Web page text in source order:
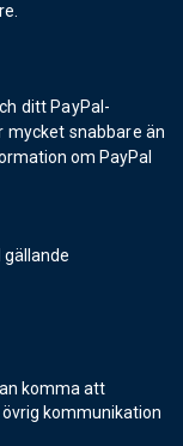
ditt PayPal-
mycket snabbare än
om PayPal
komma att
kommunikation